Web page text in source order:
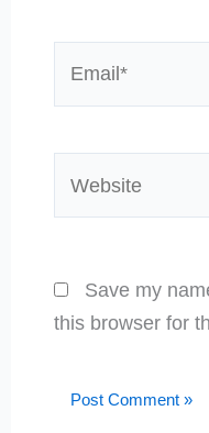
Save my
this browser for